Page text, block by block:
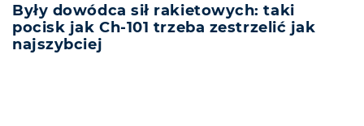
Były dowódca sił rakietowych: taki
pocisk jak Ch-101 trzeba zestrzelić jak
najszybciej